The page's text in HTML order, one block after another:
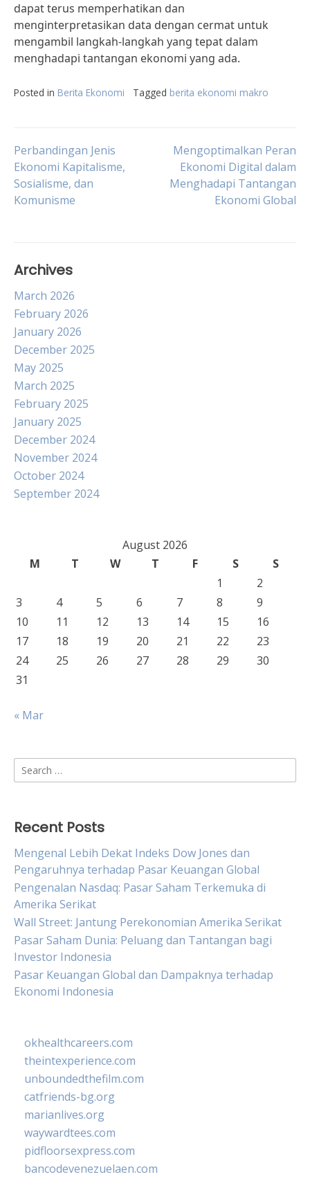
dapat terus memperhatikan dan
menginterpretasikan data dengan cermat untuk
mengambil langkah-langkah yang tepat dalam
menghadapi tantangan ekonomi yang ada.
Posted in Berita Ekonomi Tagged berita ekonomi makro
Post
navigation
Perbandingan Jenis
Ekonomi Kapitalisme,
Sosialisme, dan
Komunisme
Mengoptimalkan Peran
Ekonomi Digital dalam
Menghadapi Tantangan
Ekonomi Global
Archives
March 2026
February 2026
January 2026
December 2025
May 2025
March 2025
February 2025
January 2025
December 2024
November 2024
October 2024
September 2024
August 2026
M
T W T F S
S
1
2
3
4 5 6 7 8
9
10
11 12 13 14 15
16
17
18 19 20 21 22
23
24
25 26 27 28 29
30
31
« Mar
Search
for:
Recent Posts
Mengenal Lebih Dekat Indeks Dow Jones dan
Pengaruhnya terhadap Pasar Keuangan Global
Pengenalan Nasdaq: Pasar Saham Terkemuka di
Amerika Serikat
Wall Street: Jantung Perekonomian Amerika Serikat
Pasar Saham Dunia: Peluang dan Tantangan bagi
Investor Indonesia
Pasar Keuangan Global dan Dampaknya terhadap
Ekonomi Indonesia
okhealthcareers.com
theintexperience.com
unboundedthefilm.com
catfriends-bg.org
marianlives.org
waywardtees.com
pidfloorsexpress.com
bancodevenezuelaen.com